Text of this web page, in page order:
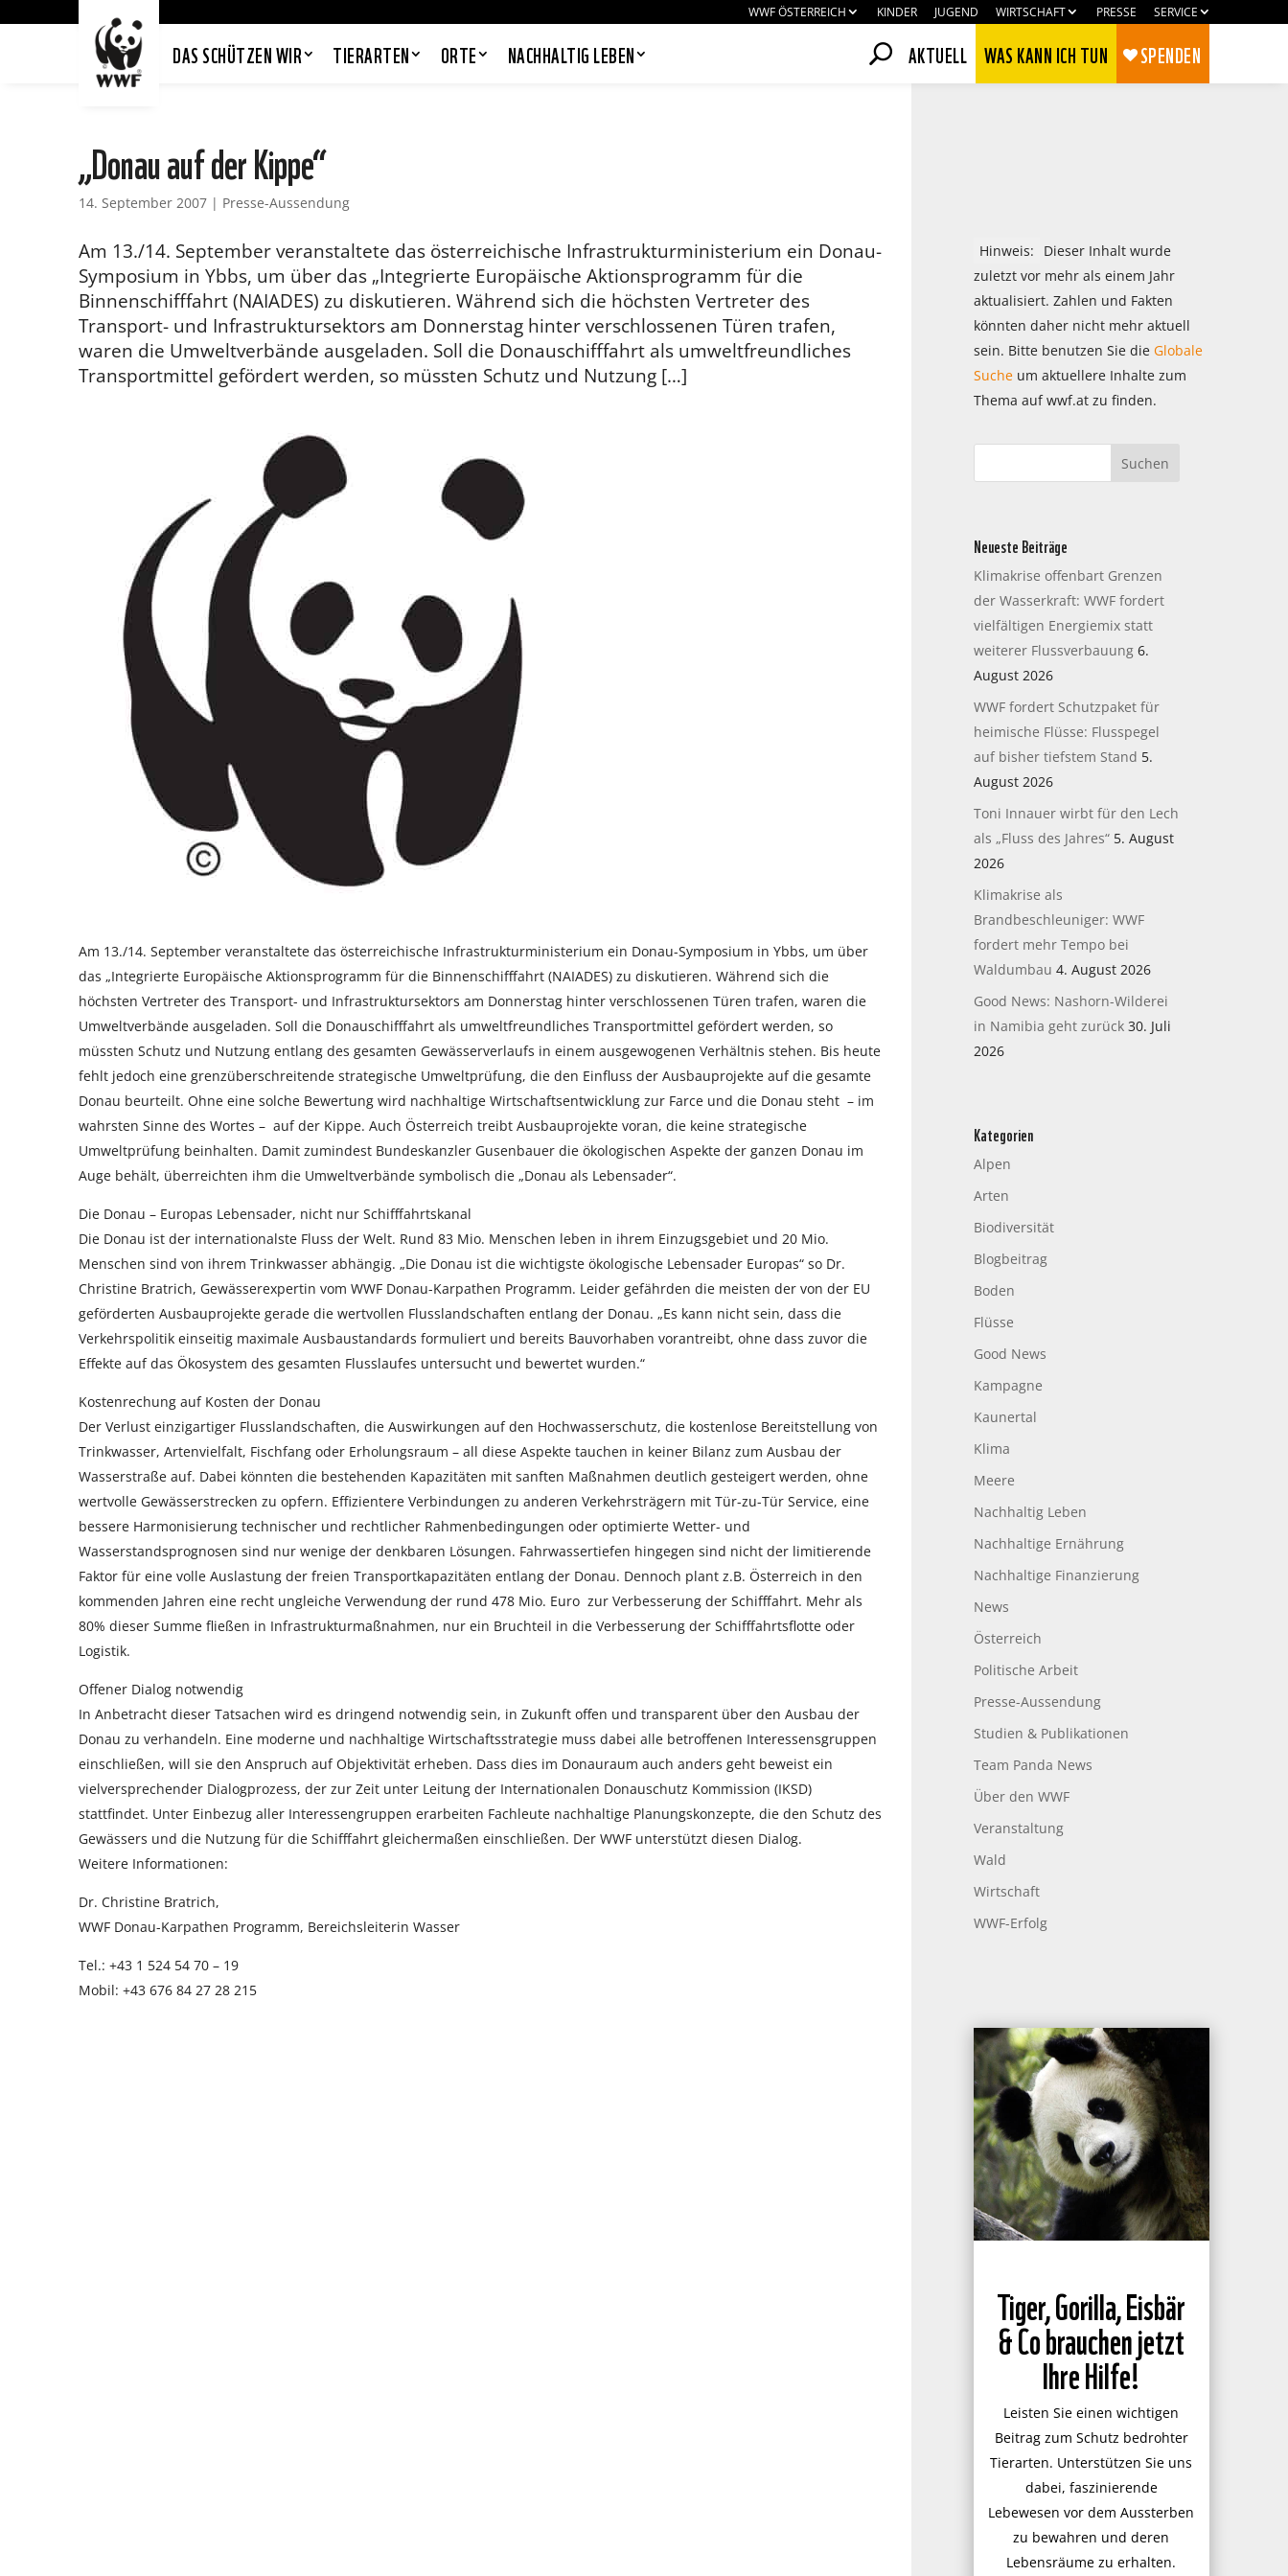
WWF ÖSTERREICH KINDER JUGEND WIRTSCHAFT PRESSE SERVICE
DAS SCHÜTZEN WIR TIERARTEN ORTE NACHHALTIG LEBEN AKTUELL WAS KANN ICH TUN SPENDEN
„Donau auf der Kippe“
14. September 2007 | Presse-Aussendung
Am 13./14. September veranstaltete das österreichische Infrastrukturministerium ein Donau-
Symposium in Ybbs, um über das „Integrierte Europäische Aktionsprogramm für die
Binnenschifffahrt (NAIADES) zu diskutieren. Während sich die höchsten Vertreter des
Transport- und Infrastruktursektors am Donnerstag hinter verschlossenen Türen trafen,
waren die Umweltverbände ausgeladen. Soll die Donauschifffahrt als umweltfreundliches
Transportmittel gefördert werden, so müssten Schutz und Nutzung […]
Am 13./14. September veranstaltete das österreichische Infrastrukturministerium ein Donau-Symposium in Ybbs, um über
das „Integrierte Europäische Aktionsprogramm für die Binnenschifffahrt (NAIADES) zu diskutieren. Während sich die
höchsten Vertreter des Transport- und Infrastruktursektors am Donnerstag hinter verschlossenen Türen trafen, waren die
Umweltverbände ausgeladen. Soll die Donauschifffahrt als umweltfreundliches Transportmittel gefördert werden, so
müssten Schutz und Nutzung entlang des gesamten Gewässerverlaufs in einem ausgewogenen Verhältnis stehen. Bis heute
fehlt jedoch eine grenzüberschreitende strategische Umweltprüfung, die den Einfluss der Ausbauprojekte auf die gesamte
Donau beurteilt. Ohne eine solche Bewertung wird nachhaltige Wirtschaftsentwicklung zur Farce und die Donau steht – im
wahrsten Sinne des Wortes – auf der Kippe. Auch Österreich treibt Ausbauprojekte voran, die keine strategische
Umweltprüfung beinhalten. Damit zumindest Bundeskanzler Gusenbauer die ökologischen Aspekte der ganzen Donau im
Auge behält, überreichten ihm die Umweltverbände symbolisch die „Donau als Lebensader“.
Die Donau – Europas Lebensader, nicht nur Schifffahrtskanal
Die Donau ist der internationalste Fluss der Welt. Rund 83 Mio. Menschen leben in ihrem Einzugsgebiet und 20 Mio.
Menschen sind von ihrem Trinkwasser abhängig. „Die Donau ist die wichtigste ökologische Lebensader Europas“ so Dr.
Christine Bratrich, Gewässerexpertin vom WWF Donau-Karpathen Programm. Leider gefährden die meisten der von der EU
geförderten Ausbauprojekte gerade die wertvollen Flusslandschaften entlang der Donau. „Es kann nicht sein, dass die
Verkehrspolitik einseitig maximale Ausbaustandards formuliert und bereits Bauvorhaben vorantreibt, ohne dass zuvor die
Effekte auf das Ökosystem des gesamten Flusslaufes untersucht und bewertet wurden.“
Kostenrechung auf Kosten der Donau
Der Verlust einzigartiger Flusslandschaften, die Auswirkungen auf den Hochwasserschutz, die kostenlose Bereitstellung von
Trinkwasser, Artenvielfalt, Fischfang oder Erholungsraum – all diese Aspekte tauchen in keiner Bilanz zum Ausbau der
Wasserstraße auf. Dabei könnten die bestehenden Kapazitäten mit sanften Maßnahmen deutlich gesteigert werden, ohne
wertvolle Gewässerstrecken zu opfern. Effizientere Verbindungen zu anderen Verkehrsträgern mit Tür-zu-Tür Service, eine
bessere Harmonisierung technischer und rechtlicher Rahmenbedingungen oder optimierte Wetter- und
Wasserstandsprognosen sind nur wenige der denkbaren Lösungen. Fahrwassertiefen hingegen sind nicht der limitierende
Faktor für eine volle Auslastung der freien Transportkapazitäten entlang der Donau. Dennoch plant z.B. Österreich in den
kommenden Jahren eine recht ungleiche Verwendung der rund 478 Mio. Euro zur Verbesserung der Schifffahrt. Mehr als
80% dieser Summe fließen in Infrastrukturmaßnahmen, nur ein Bruchteil in die Verbesserung der Schifffahrtsflotte oder
Logistik.
Offener Dialog notwendig
In Anbetracht dieser Tatsachen wird es dringend notwendig sein, in Zukunft offen und transparent über den Ausbau der
Donau zu verhandeln. Eine moderne und nachhaltige Wirtschaftsstrategie muss dabei alle betroffenen Interessensgruppen
einschließen, will sie den Anspruch auf Objektivität erheben. Dass dies im Donauraum auch anders geht beweist ein
vielversprechender Dialogprozess, der zur Zeit unter Leitung der Internationalen Donauschutz Kommission (IKSD)
stattfindet. Unter Einbezug aller Interessengruppen erarbeiten Fachleute nachhaltige Planungskonzepte, die den Schutz des
Gewässers und die Nutzung für die Schifffahrt gleichermaßen einschließen. Der WWF unterstützt diesen Dialog.
Weitere Informationen:
Dr. Christine Bratrich,
WWF Donau-Karpathen Programm, Bereichsleiterin Wasser
Tel.: +43 1 524 54 70 – 19
Mobil: +43 676 84 27 28 215
Hinweis:
Dieser Inhalt wurde
zuletzt vor mehr als einem Jahr
aktualisiert. Zahlen und Fakten
könnten daher nicht mehr aktuell
sein. Bitte benutzen Sie die Globale
Sucheum aktuellere Inhalte zum
Thema auf wwf.at zu finden.
Neueste Beiträge
Klimakrise offenbart Grenzen
der Wasserkraft: WWF fordert
vielfältigen Energiemix statt
weiterer Flussverbauung 6.
August 2026
WWF fordert Schutzpaket für
heimische Flüsse: Flusspegel
auf bisher tiefstem Stand 5.
August 2026
Toni Innauer wirbt für den Lech
als „Fluss des Jahres“ 5. August
2026
Klimakrise als
Brandbeschleuniger: WWF
fordert mehr Tempo bei
Waldumbau 4. August 2026
Good News: Nashorn-Wilderei
in Namibia geht zurück 30. Juli
2026
Kategorien
Alpen
Arten
Biodiversität
Blogbeitrag
Boden
Flüsse
Good News
Kampagne
Kaunertal
Klima
Meere
Nachhaltig Leben
Nachhaltige Ernährung
Nachhaltige Finanzierung
News
Österreich
Politische Arbeit
Presse-Aussendung
Studien & Publikationen
Team Panda News
Über den WWF
Veranstaltung
Wald
Wirtschaft
WWF-Erfolg
Tiger, Gorilla, Eisbär
& Co brauchen jetzt
Ihre Hilfe!
Leisten Sie einen wichtigen
Beitrag zum Schutz bedrohter
Tierarten. Unterstützen Sie uns
dabei, faszinierende
Lebewesen vor dem Aussterben
zu bewahren und deren
Lebensräume zu erhalten.
Cookies helfen unser Angebot
nutzerfreundlich zu gestalten & erlauben
uns eine Analyse der Zugriffe auf die
Website. Infos dazu findest du in unserer
Datenschutzerklärung. Unter
Einstellungen kannst du verwalten,
welche Art von Cookies gesetzt werden.
Deine Auswahl kannst du über den
entsprechenden Link im Footer der
Ablehnen